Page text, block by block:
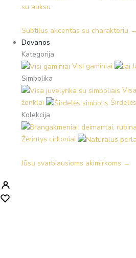
su auksu
Subtilus akcentas su charakteriu →
Dovanos
Kategorija
Visi gaminiai
Simbolika
ženklai
Kolekcija
Žėrintys cirkoniai
Jūsų svarbiausioms akimirkoms →